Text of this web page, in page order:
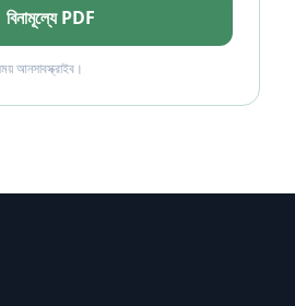
বিনামূল্যে PDF
আনসাবস্ক্রাইব।